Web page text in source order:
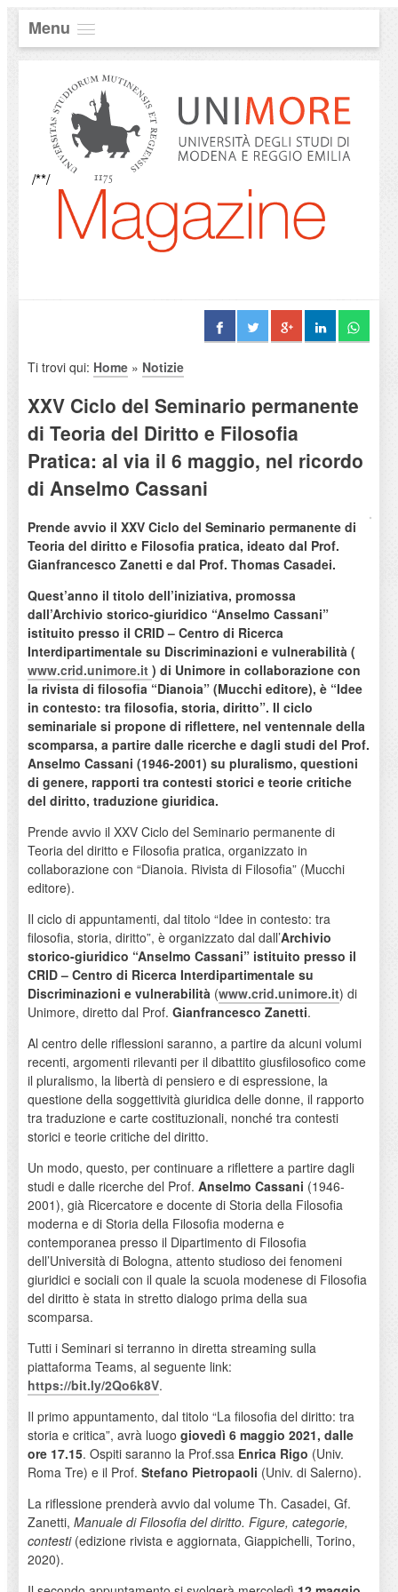
Menu
/**/
Ti trovi qui: Home» Notizie
XXV Ciclo del Seminario permanente
di Teoria del Diritto e Filosofia
Pratica: al via il 6 maggio, nel ricordo
di Anselmo Cassani
Prende avvio il XXV Ciclo del Seminario permanente di
Teoria del diritto e Filosofia pratica, ideato dal Prof.
Gianfrancesco Zanetti e dal Prof. Thomas Casadei.
Quest’anno il titolo dell’iniziativa, promossa
dall’Archivio storico-giuridico “Anselmo Cassani”
istituito presso il CRID – Centro di Ricerca
Interdipartimentale su Discriminazioni e vulnerabilità (
www.crid.unimore.it ) di Unimore in collaborazione con
la rivista di filosofia “Dianoia” (Mucchi editore), è “Idee
in contesto: tra filosofia, storia, diritto”. Il ciclo
seminariale si propone di riflettere, nel ventennale della
scomparsa, a partire dalle ricerche e dagli studi del Prof.
Anselmo Cassani (1946-2001) su pluralismo, questioni
di genere, rapporti tra contesti storici e teorie critiche
del diritto, traduzione giuridica.
Prende avvio il XXV Ciclo del Seminario permanente di
Teoria del diritto e Filosofia pratica, organizzato in
collaborazione con “Dianoia. Rivista di Filosofia” (Mucchi
editore).
Il ciclo di appuntamenti, dal titolo “Idee in contesto: tra
filosofia, storia, diritto”, è organizzato dal dall’Archivio
storico-giuridico “Anselmo Cassani” istituito presso il
CRID – Centro di Ricerca Interdipartimentale su
Discriminazioni e vulnerabilità (www.crid.unimore.it) di
Unimore, diretto dal Prof. Gianfrancesco Zanetti.
Al centro delle riflessioni saranno, a partire da alcuni volumi
recenti, argomenti rilevanti per il dibattito giusfilosofico come
il pluralismo, la libertà di pensiero e di espressione, la
questione della soggettività giuridica delle donne, il rapporto
tra traduzione e carte costituzionali, nonché tra contesti
storici e teorie critiche del diritto.
Un modo, questo, per continuare a riflettere a partire dagli
studi e dalle ricerche del Prof. Anselmo Cassani (1946-
2001), già Ricercatore e docente di Storia della Filosofia
moderna e di Storia della Filosofia moderna e
contemporanea presso il Dipartimento di Filosofia
dell’Università di Bologna, attento studioso dei fenomeni
giuridici e sociali con il quale la scuola modenese di Filosofia
del diritto è stata in stretto dialogo prima della sua
scomparsa.
Tutti i Seminari si terranno in diretta streaming sulla
piattaforma Teams, al seguente link:
https://bit.ly/2Qo6k8V.
Il primo appuntamento, dal titolo “La filosofia del diritto: tra
storia e critica”, avrà luogo giovedì 6 maggio 2021, dalle
ore 17.15. Ospiti saranno la Prof.ssa Enrica Rigo (Univ.
Roma Tre) e il Prof. Stefano Pietropaoli (Univ. di Salerno).
La riflessione prenderà avvio dal volume Th. Casadei, Gf.
Zanetti, Manuale di Filosofia del diritto. Figure, categorie,
contesti(edizione rivista e aggiornata, Giappichelli, Torino,
2020).